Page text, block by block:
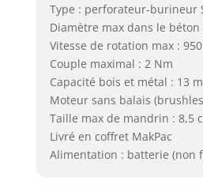
Type : perforateur-burineur
Diamètre max dans le béton
Vitesse de rotation max :
Couple maximal : 2 Nm
Capacité bois et métal : 13
Moteur sans balais
Taille max de mandrin : 8,5
Livré en coffret MakPac
Alimentation : batterie (non